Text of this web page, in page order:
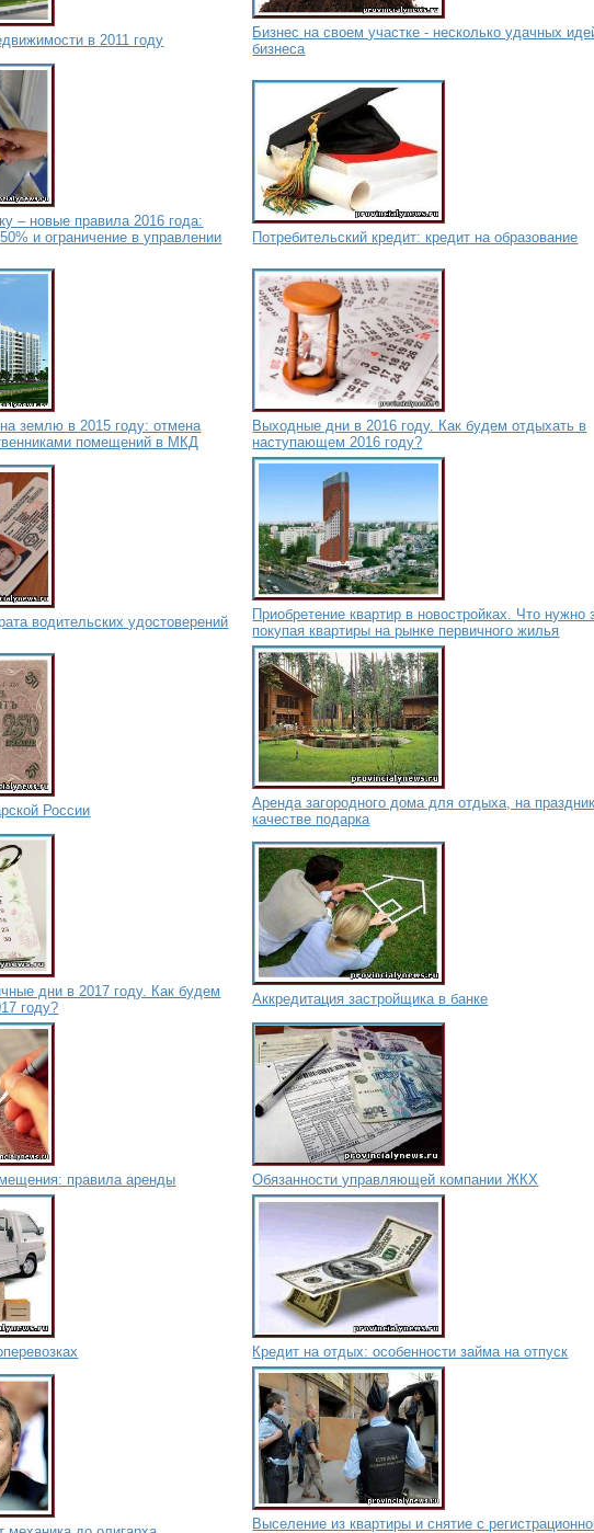
в 2011 году
Бизнес на своем участке - несколько удачных
бизнеса
– новые правила 2016 года:
и ограничение в управлении
Потребительский кредит: кредит на образование
землю в 2015 году: отмена
помещений в МКД
Выходные дни в 2016 году. Как будем отдыхать в
наступающем 2016 году?
водительских удостоверений
Приобретение квартир в новостройках. Что нужно
покупая квартиры на рынке первичного жилья
России
Аренда загородного дома для отдыха, на
качестве подарка
дни в 2017 году. Как будем
году?
Аккредитация застройщика в банке
правила аренды Обязанности управляющей компании ЖКХ
Кредит на отдых: особенности займа на отпуск
Выселение из квартиры и снятие с